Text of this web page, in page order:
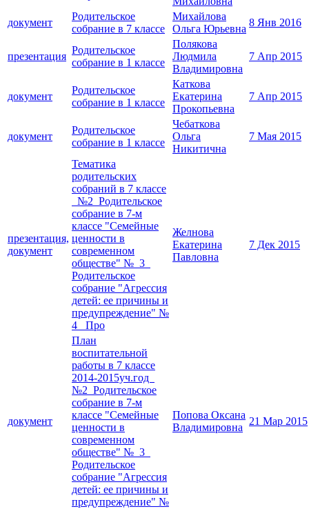
документ
Родительское
собрание в 7 классе
Михайлова
Ольга Юрьевна
8 Янв 2016
презентация
Родительское
собрание в 1 классе
Полякова
Людмила
Владимировна
7 Апр 2015
документ
Родительское
собрание в 1 классе
Каткова
Екатерина
Прокопьевна
7 Апр 2015
документ
Родительское
собрание в 1 классе
Чебаткова
Ольга
Никитична
7 Мая 2015
презентация,
документ
Тематика
родительских
собраний в 7 классе
№2 Родительское
собрание в 7-м
классе "Семейные
ценности в
современном
обществе" № 3
Родительское
собрание "Агрессия
детей: ее причины и
предупреждение" №
4 Про
Желнова
Екатерина
Павловна
7 Дек 2015
документ
План
воспитательной
работы в 7 классе
2014-2015уч.год
№2 Родительское
собрание в 7-м
классе "Семейные
ценности в
современном
обществе" № 3
Родительское
собрание "Агрессия
детей: ее причины и
предупреждение" №
Попова Оксана
Владимировна
21 Мар 2015